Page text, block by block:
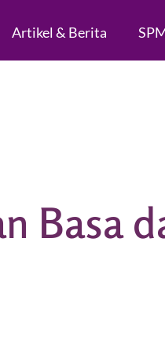
Artikel & Berita
Basa